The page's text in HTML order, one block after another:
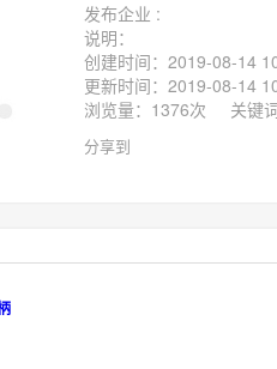
发布企业 :
说明：
创建时间：2019-08-14
更新时间：2019-08-14
浏览量：1376次 关键词
分享到